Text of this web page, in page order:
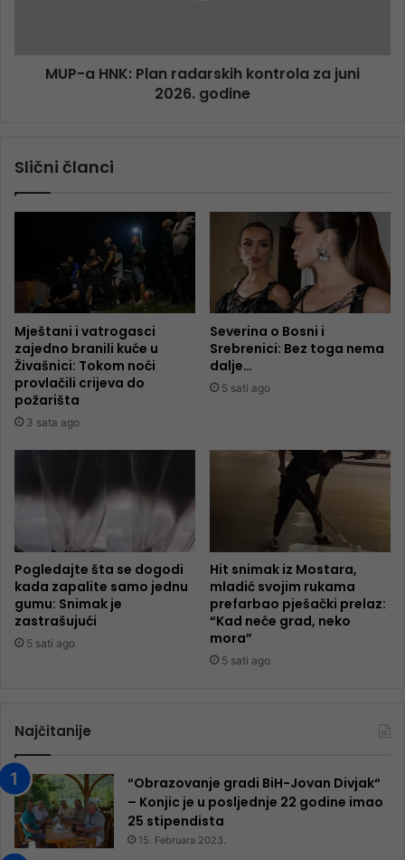
MUP-a HNK: Plan radarskih kontrola za juni
2026. godine
Slični članci
Mještani i vatrogasci
zajedno branili kuće u
Živašnici: Tokom noći
provlačili crijeva do
požarišta
3 sata ago
Severina o Bosni i
Srebrenici: Bez toga nema
dalje…
5 sati ago
Pogledajte šta se dogodi
kada zapalite samo jednu
gumu: Snimak je
zastrašujući
5 sati ago
Hit snimak iz Mostara,
mladić svojim rukama
prefarbao pješački prelaz:
“Kad neće grad, neko
mora”
5 sati ago
Najčitanije
“Obrazovanje gradi BiH-Jovan Divjak“
– Konjic je u posljednje 22 godine imao
25 ​​stipendista
15. Februara 2023.